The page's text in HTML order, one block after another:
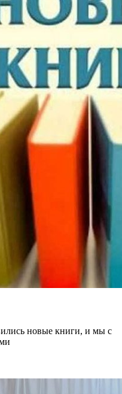
новые книги, и мы с